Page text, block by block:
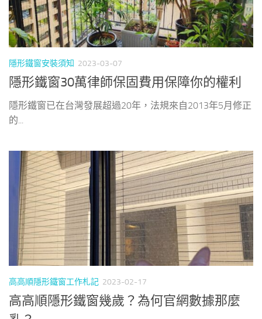
隱形鐵窗安裝須知 2023-03-07
隱形鐵窗30萬律師保固費用保障你的權利
隱形鐵窗已在台灣發展超過20年，法規來自2013年5月修正
的...
高高順隱形鐵窗工作札記 2023-02-17
高高順隱形鐵窗幾歲？為何官網數據那麼